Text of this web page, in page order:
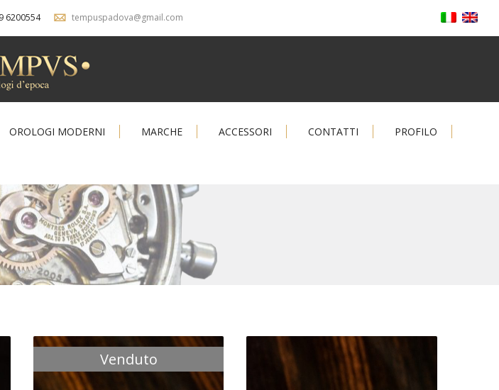
6200554 tempuspadova@gmail.com
OROLOGI MODERNI MARCHE ACCESSORI CONTATTI
PROFILO
Venduto